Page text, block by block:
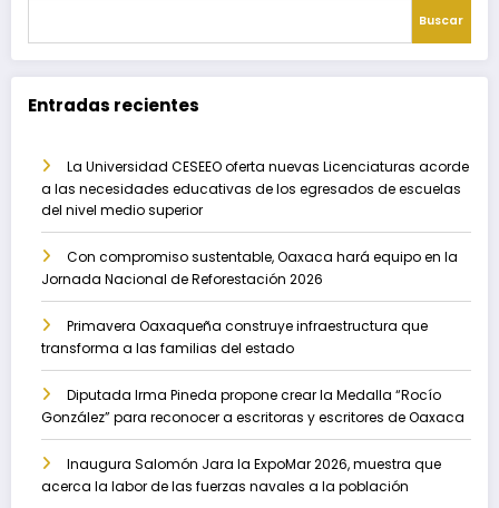
Buscar
Entradas recientes
La Universidad CESEEO oferta nuevas Licenciaturas acorde
a las necesidades educativas de los egresados de escuelas
del nivel medio superior
Con compromiso sustentable, Oaxaca hará equipo en la
Jornada Nacional de Reforestación 2026
Primavera Oaxaqueña construye infraestructura que
transforma a las familias del estado
Diputada Irma Pineda propone crear la Medalla “Rocío
González” para reconocer a escritoras y escritores de Oaxaca
Inaugura Salomón Jara la ExpoMar 2026, muestra que
acerca la labor de las fuerzas navales a la población